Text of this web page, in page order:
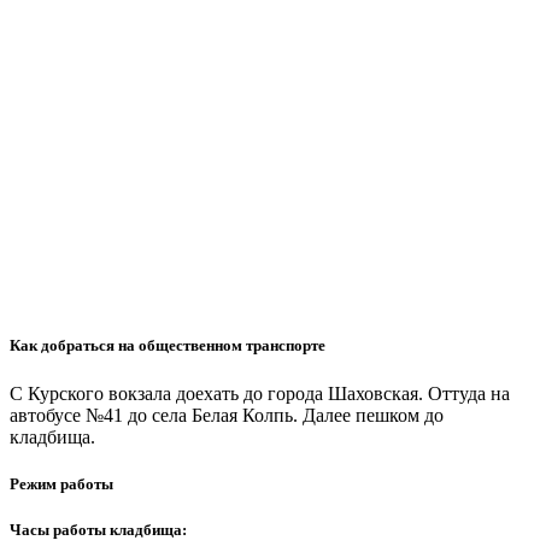
Как добраться на общественном транспорте
С Курского вокзала доехать до города Шаховская. Оттуда на
автобусе №41 до села Белая Колпь. Далее пешком до
кладбища.
Режим работы
Часы работы кладбища: